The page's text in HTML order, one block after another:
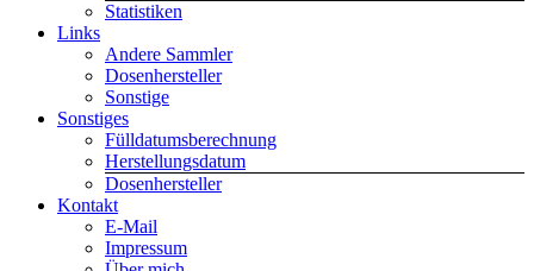
Statistiken
Links
Andere Sammler
Dosenhersteller
Sonstige
Sonstiges
Fülldatumsberechnung
Herstellungsdatum
Dosenhersteller
Kontakt
E-Mail
Impressum